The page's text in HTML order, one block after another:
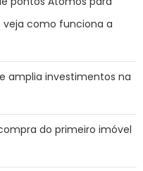
como funciona a
amplia investimentos na
do primeiro imóvel